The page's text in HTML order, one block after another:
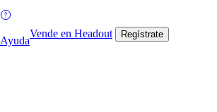
Ayuda
Vende en Headout Regístrate